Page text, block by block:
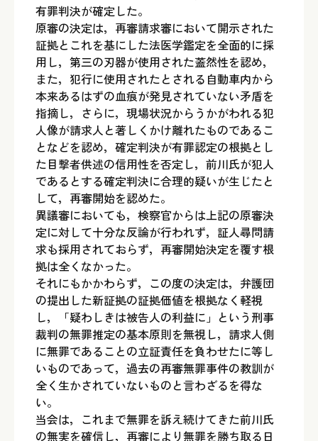
有罪判決が確定した。
原審の決定は，再審請求審において開示された
証拠とこれを基にした法医学鑑定を全面的に採
用し，第三の刃器が使用された蓋然性を認め，
また，犯行に使用されたとされる自動車内から
本来あるはずの血痕が発見されていない矛盾を
指摘し，さらに，現場状況からうかがわれる犯
人像が請求人と著しくかけ離れたものであるこ
となどを認め，確定判決が有罪認定の根拠とし
た目撃者供述の信用性を否定し，前川氏が犯人
であるとする確定判決に合理的疑いが生じたと
して，再審開始を認めた。
異議審においても，検察官からは上記の原審決
定に対して十分な反論が行われず，証人尋問請
求も採用されておらず，再審開始決定を覆す根
拠は全くなかった。
それにもかかわらず，この度の決定は，弁護団
の提出した新証拠の証拠価値を根拠なく軽視
し，「疑わしきは被告人の利益に」という刑事
裁判の無罪推定の基本原則を無視し，請求人側
に無罪であることの立証責任を負わせたに等し
いものであって，過去の再審無罪事件の教訓が
全く生かされていないものと言わざるを得な
い。
当会は，これまで無罪を訴え続けてきた前川氏
の無実を確信し，再審により無罪を勝ち取る日